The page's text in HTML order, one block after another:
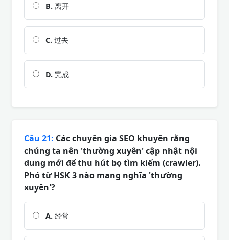
B. 离开
C. 过去
D. 完成
Câu 21: Các chuyên gia SEO khuyên rằng
chúng ta nên 'thường xuyên' cập nhật nội
dung mới để thu hút bọ tìm kiếm (crawler).
Phó từ HSK 3 nào mang nghĩa 'thường
xuyên'?
A. 经常